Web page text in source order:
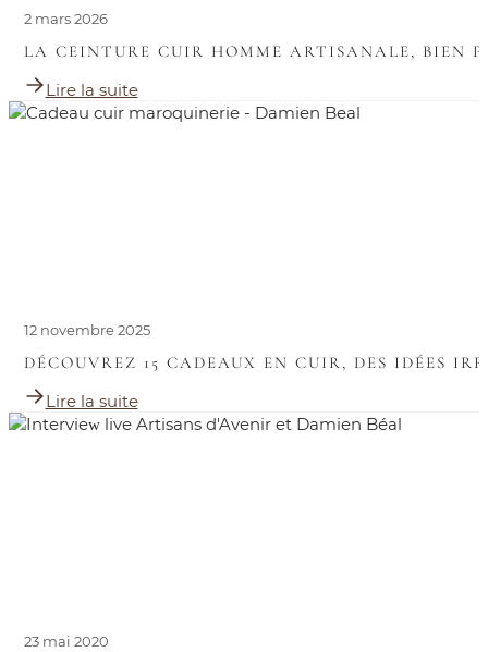
2 mars 2026
LA CEINTURE CUIR HOMME ARTISANALE, BIEN
Lire la suite
12 novembre 2025
DÉCOUVREZ 15 CADEAUX EN CUIR, DES IDÉES
Lire la suite
23 mai 2020